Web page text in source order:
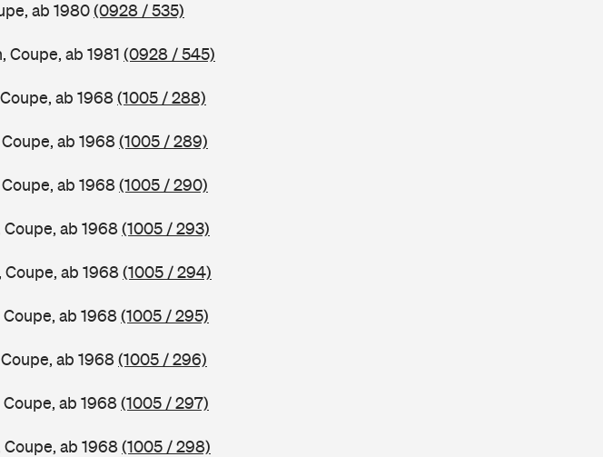
ab 1980(0928 / 535)
Coupe, ab 1981 (0928 / 545)
ab 1968(1005 / 288)
ab 1968(1005 / 289)
ab 1968(1005 / 290)
Coupe, ab 1968(1005 / 293)
Coupe, ab 1968(1005 / 294)
ab 1968(1005 / 295)
ab 1968(1005 / 296)
ab 1968(1005 / 297)
Coupe, ab 1968(1005 / 298)